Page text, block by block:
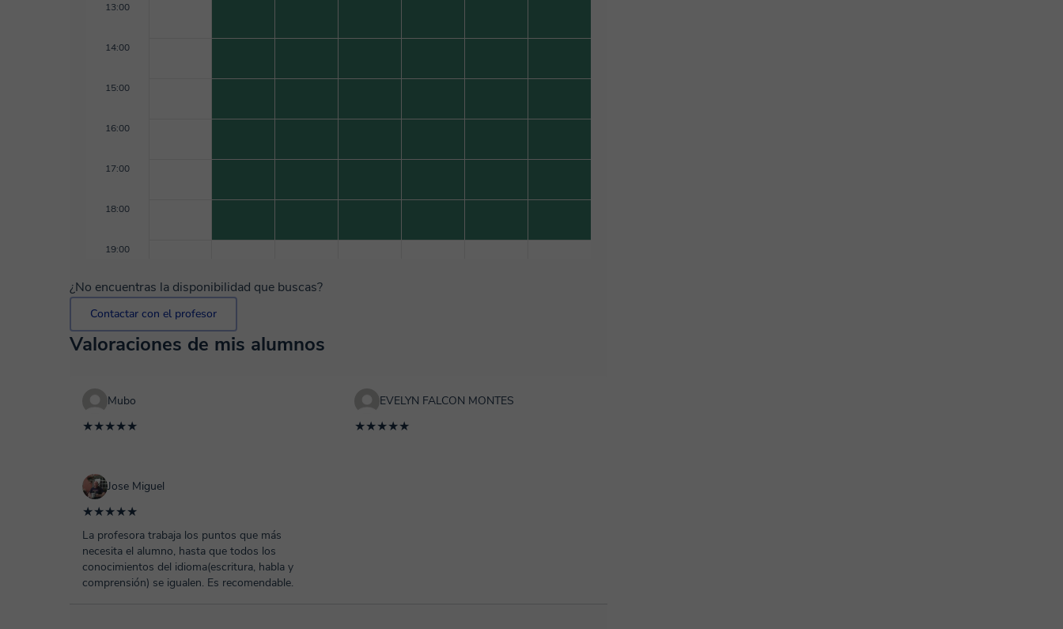
13:00
14:00
15:00
16:00
17:00
18:00
19:00
¿No encuentras la disponibilidad que buscas?
Contactar con el profesor
Valoraciones de mis alumnos
Mubo
★★★★★
EVELYN FALCON MONTES
★★★★★
Jose Miguel
★★★★★
La profesora trabaja los puntos que más
necesita el alumno, hasta que todos los
conocimientos del idioma(escritura, habla y
comprensión) se igualen. Es recomendable.